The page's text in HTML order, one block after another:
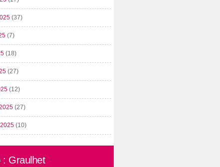
(37)
(7)
(18)
(27)
(12)
(27)
(10)
: Graulhet